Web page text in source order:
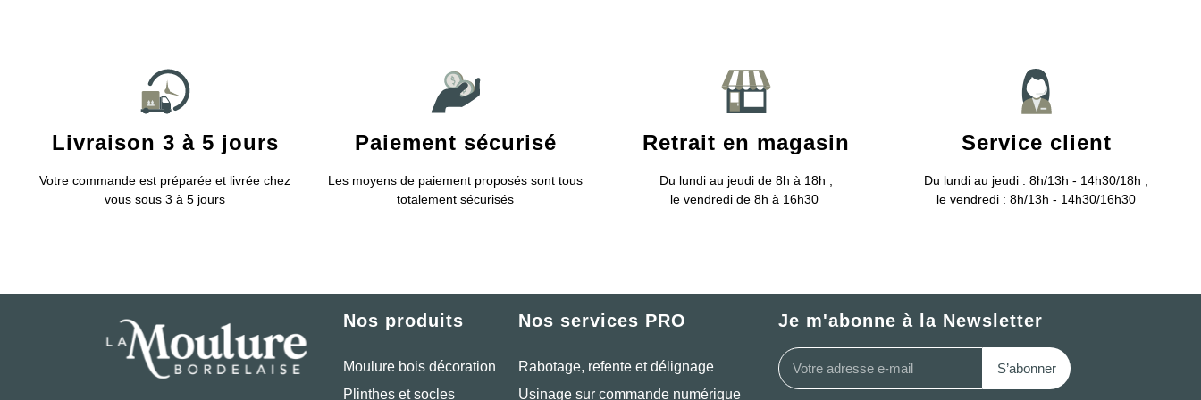
Livraison 3 à 5 jours
Votre commande est préparée et livrée chez
vous sous 3 à 5 jours
Paiement sécurisé
Les moyens de paiement proposés sont tous
totalement sécurisés
Retrait en magasin
Du lundi au jeudi de 8h à 18h ;
le vendredi de 8h à 16h30
Service client
Du lundi au jeudi : 8h/13h - 14h30/18h ;
le vendredi : 8h/13h - 14h30/16h30
Nos produits
Moulure bois décoration
Plinthes et socles
Nos services PRO
Rabotage, refente et délignage
Usinage sur commande numérique
Je m'abonne à la Newsletter
S’abonner